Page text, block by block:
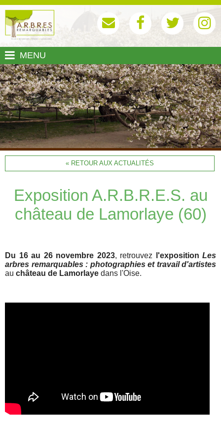
MENU
« RETOUR AUX ACTUALITÉS
Exposition A.R.B.R.E.S. au
château de Lamorlaye (60)
Du 16 au 26 novembre 2023, retrouvez l'exposition Les
arbres remarquables : photographies et travail d'artistes
au château de Lamorlaye dans l'Oise.